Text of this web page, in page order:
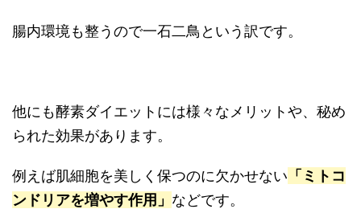
腸内環境も整うので一石二鳥という訳です。
他にも酵素ダイエットには様々なメリットや、秘め
られた効果があります。
例えば肌細胞を美しく保つのに欠かせない 「ミトコ
ンドリアを増やす作用」 などです。